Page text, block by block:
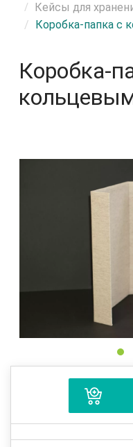
Кейсы для
Коробка-папка с
Коробка-